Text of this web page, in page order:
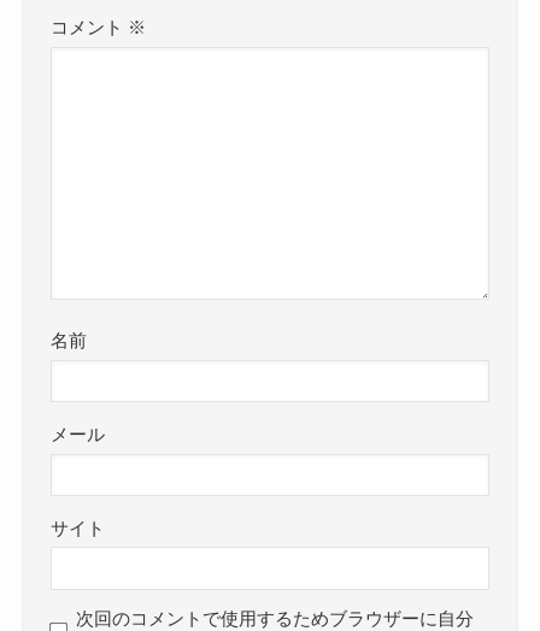
コメント ※
名前
メール
サイト
次回のコメントで使用するためブラウザーに自分